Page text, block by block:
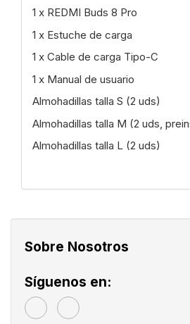
1 x REDMI Buds 8 Pro
1 x Estuche de carga
1 x Cable de carga Tipo-C
1 x Manual de usuario
Almohadillas talla S (2 uds)
Almohadillas talla M (2 uds,
Almohadillas talla L (2 uds)
Sobre Nosotros
Síguenos en: